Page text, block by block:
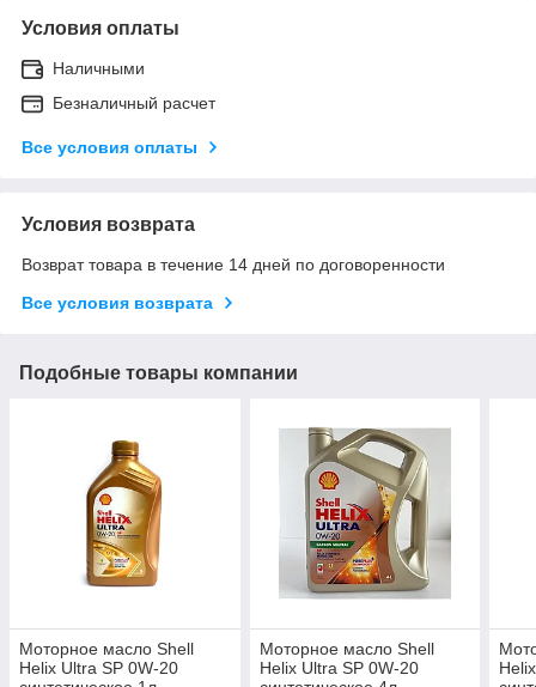
Условия оплаты
Наличными
Безналичный расчет
Все условия оплаты
Условия возврата
Возврат товара в течение 14 дней по договоренности
Все условия возврата
Подобные товары компании
Моторное масло Shell
Helix Ultra SP 0W-20
Моторное масло Shell
Helix Ultra SP 0W-20